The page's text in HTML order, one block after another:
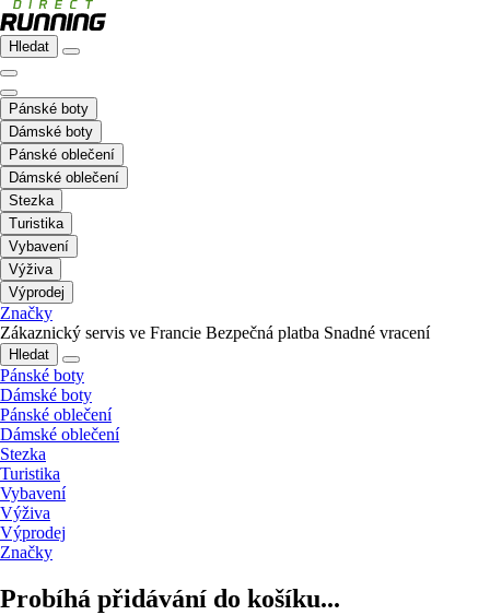
Hledat
Pánské boty
Dámské boty
Pánské oblečení
Dámské oblečení
Stezka
Turistika
Vybavení
Výživa
Výprodej
Značky
Zákaznický servis ve Francie Bezpečná platba Snadné vracení
Hledat
Pánské boty
Dámské boty
Pánské oblečení
Dámské oblečení
Stezka
Turistika
Vybavení
Výživa
Výprodej
Značky
Probíhá přidávání do košíku...